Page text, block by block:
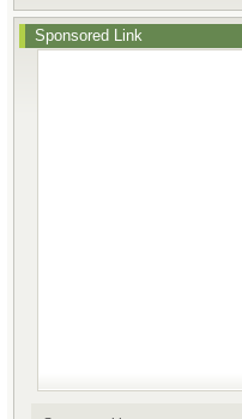
Sponsored Link